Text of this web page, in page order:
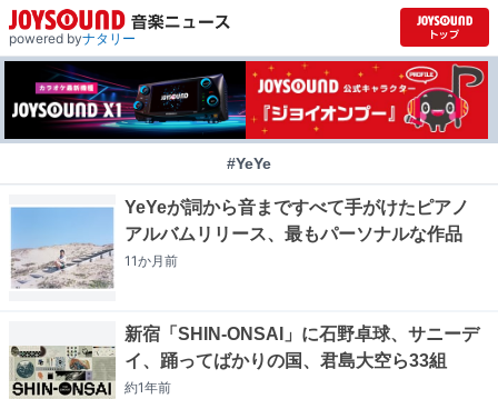
powered byナタリー
#YeYe
YeYeが詞から音まですべて手がけたピアノ
アルバムリリース、最もパーソナルな作品
11か月前
新宿「SHIN-ONSAI」に石野卓球、サニーデ
イ、踊ってばかりの国、君島大空ら33組
約1年前